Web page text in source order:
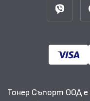
Тонер Съпорт ООД е